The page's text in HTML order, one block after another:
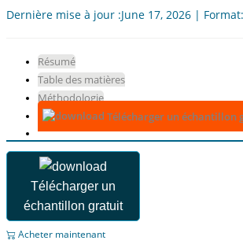
Dernière mise à jour :June 17, 2026 |
Résumé
Table des matières
Méthodologie
Télécharger un échantillon
Télécharger un
échantillon gratuit
Acheter maintenant